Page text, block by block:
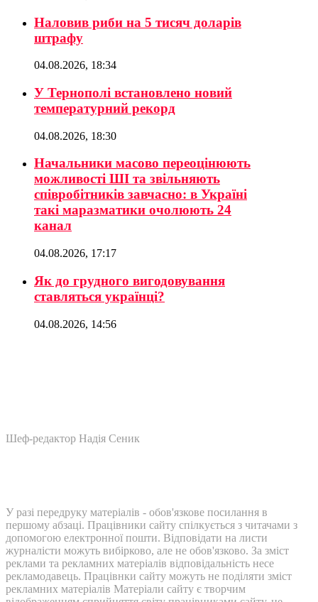
Наловив риби на 5 тисяч доларів
штрафу
04.08.2026, 18:34
У Тернополі встановлено новий
температурний рекорд
04.08.2026, 18:30
Начальники масово переоцінюють
можливості ШІ та звільняють
співробітників завчасно: в Україні
такі маразматики очолюють 24
канал
04.08.2026, 17:17
Як до грудного вигодовування
ставляться українці?
04.08.2026, 14:56
Шеф-редактор Надія Сеник
У разі передруку матеріалів - обов'язкове посилання в
першому абзаці. Працівники сайту спілкується з читачами з
допомогою електронної пошти. Відповідати на листи
журналісти можуть вибірково, але не обов'язково. За зміст
реклами та рекламних матеріалів відповідальність несе
рекламодавець. Працівнки сайту можуть не поділяти зміст
рекламних матеріалів Матеріали сайту є творчим